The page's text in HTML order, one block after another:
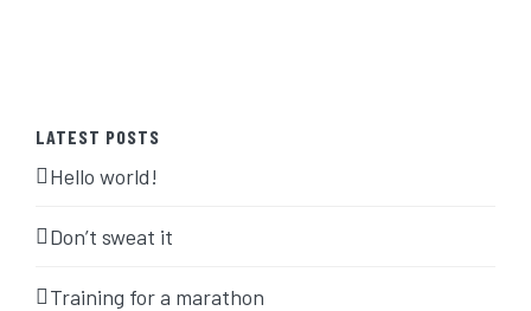
LATEST POSTS
Hello world!
Don’t sweat it
Training for a marathon